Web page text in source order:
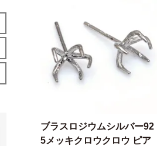
ブラスロジウムシルバー92
5メッキクロウクロウ ピア